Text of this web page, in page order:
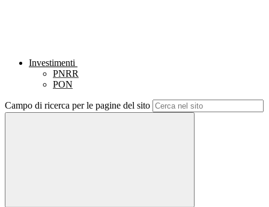
Investimenti
PNRR
PON
Campo di ricerca per le pagine del sito